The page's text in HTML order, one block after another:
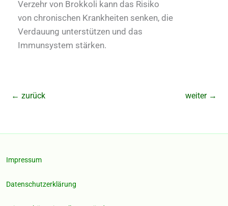
Verzehr von Brokkoli kann das Risiko
von chronischen Krankheiten senken, die
Verdauung unterstützen und das
Immunsystem stärken.
← zurück weiter →
Impressum
Datenschutzerklärung